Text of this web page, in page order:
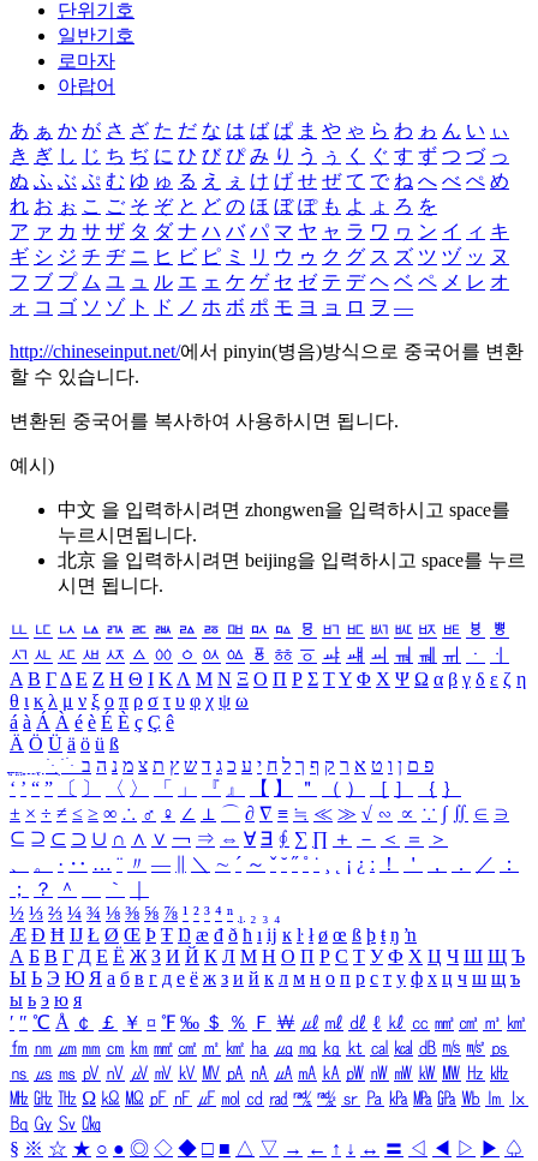
단위기호
일반기호
로마자
아랍어
あ ぁ か が さ ざ た だ な は ば ぱ ま や ゃ ら わ ゎ ん い ぃ
き ぎ し じ ち ぢ に ひ び ぴ み り う ぅ く ぐ す ず つ づ っ
ぬ ふ ぶ ぷ む ゆ ゅ る え ぇ け げ せ ぜ て で ね へ べ ぺ め
れ お ぉ こ ご そ ぞ と ど の ほ ぼ ぽ も よ ょ ろ を
ア ァ カ サ ザ タ ダ ナ ハ バ パ マ ヤ ャ ラ ワ ヮ ン イ ィ キ
ギ シ ジ チ ヂ ニ ヒ ビ ピ ミ リ ウ ゥ ク グ ス ズ ツ ヅ ッ ヌ
フ ブ プ ム ユ ュ ル エ ェ ケ ゲ セ ゼ テ デ ヘ ベ ペ メ レ オ
ォ コ ゴ ソ ゾ ト ド ノ ホ ボ ポ モ ヨ ョ ロ ヲ ―
http://chineseinput.net/에서 pinyin(병음)방식으로 중국어를 변환
할 수 있습니다.
변환된 중국어를 복사하여 사용하시면 됩니다.
예시)
中文 을 입력하시려면 zhongwen을 입력하시고 space를
누르시면됩니다.
北京 을 입력하시려면 beijing을 입력하시고 space를 누르
시면 됩니다.
ㅥ ㅦ ㅧ ㅨ ㅩ ㅪ ㅫ ㅬ ㅭ ㅮ ㅯ ㅰ ㅱ ㅲ ㅳ ㅴ ㅵ ㅶ ㅷ ㅸ
ㅹ
ㅺ ㅻ ㅼ ㅽ ㅾ ㅿ ㆀ ㆁ ㆂ ㆃ ㆄ ㆅ ㆆ ㆇ ㆈ ㆉ ㆊ ㆋ ㆌ ㆍ
ㆎ
Α Β ΓΔ Ε Ζ Η Θ Ι ΚΛ Μ Ν Ξ Ο Π Ρ Σ ΤΥ Φ Χ Ψ Ω α β γ δ ε ζ η
θ ι κ λ μ ν ξ ο π ρ σ τ υ φ χ ψ ω
á à Á À é è É È ç Ç ê
Ä Ö Ü ä ö ü ß
ִֶֹ ֻּ ׁׂ פ ם ן ו ט א ר ק ף ך ל ח י ע כ ג ד ש ץ ת צ מ נ ה ב
‘ ’ “ ” 〔 〕 〈 〉 「 」 『 』 【 】 ＂ （ ） ［ ］ ｛ ｝
± × ÷ ≠ ≤ ≥ ∞ ∴ ♂ ♀ ∠ ⊥ ⌒ ∂ ∇ ≡ ≒ ≪ ≫ √ ∽ ∝ ∵ ∫ ∬ ∈ ∋
⊆ ⊇ ⊂ ⊃ ∪ ∩ ∧ ∨ ￢ ⇒ ⇔ ∀ ∃ ∮ ∑ ∏ ＋ － ＜ ＝
＞
、
。 · ‥ … ¨ 〃 ― ＼ ∼ ´ ～ ˇ ˘ ˝ ˚ ˙ ¸ ¡ ¿ ː ！ ＇ ， ． ／
：
；
？ ＾ ｀
½ ⅓ ⅔ ¼ ¾ ⅛ ⅜ ⅝ ⅞ ¹ ² ³ ⁴ ⁿ ₁ ₂ ₃ ₄
Æ Ð Ħ Ĳ Ł Ø Œ Þ Ŧ Ŋ æ đ ð ħ ı ĳ ĸ ŀ ł ø œ ß þ ŧ ŋ ŉ
А Б В Г Д Е Ё Ж З И Й К Л М Н О П Р С Т У Ф Х Ц Ч Ш Щ Ъ
Ы Ь Э Ю Я а б в г д е ё ж з и й к л м н о п р с т у ф х ц ч ш щ ъ
ы ь э ю я
′ ″ ℃ Å ￠ ￡ ￥ ¤ ℉ ‰ ＄ ％ Ｆ ￦ ㎕ ㎖ ㎗ ℓ ㎘ ㏄ ㎣ ㎤ ㎥ ㎦
㎙ ㎚ ㎛ ㎜ ㎝ ㎞ ㎟ ㎠ ㎡ ㎢ ㏊ ㎍ ㎎ ㎏ ㏏ ㎈ ㎉ ㏈ ㎧ ㎨ ㎰
㎱ ㎲ ㎳ ㎴ ㎵ ㎶ ㎷ ㎸ ㎹ ㎀ ㎁ ㎂ ㎃ ㎄ ㎺ ㎻ ㎽ ㎾ ㎿ ㎐ ㎑
㎒ ㎓ ㎔ Ω ㏀ ㏁ ㎊ ㎋ ㎌ ㏖ ㏅ ㎭ ㎮ ㎯ ㏛ ㎩ ㎪ ㎫ ㎬ ㏝ ㏐
㏓
㏃ ㏉ ㏜ ㏆
§ ※ ☆ ★ ○ ● ◎ ◇ ◆ □ ■ △ ▽ → ← ↑ ↓ ↔ 〓 ◁ ◀ ▷ ▶ ♤